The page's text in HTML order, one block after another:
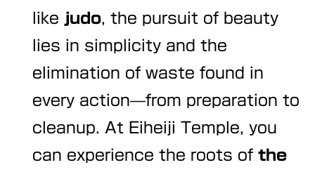
like judo, the pursuit of beauty
lies in simplicity and the
elimination of waste found in
every action—from preparation to
cleanup. At Eiheiji Temple, you
can experience the roots ofthe